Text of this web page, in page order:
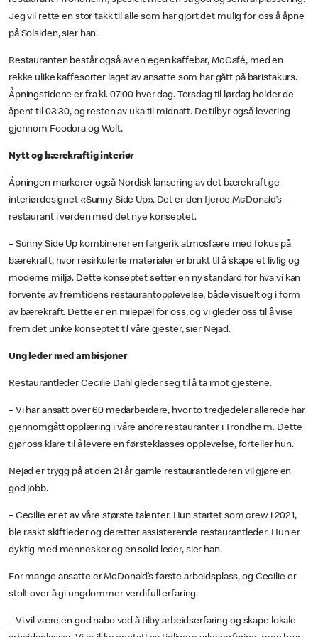
Jeg vil rette en stor takk til alle som har gjort det mulig for oss å åpne
på Solsiden, sier han.
Restauranten består også av en egen kaffebar, McCafé, med en
rekke ulike kaffesorter laget av ansatte som har gått på baristakurs.
Åpningstidene er fra kl. 07:00 hver dag. Torsdag til lørdag holder de
åpent til 03:30, og resten av uka til midnatt. De tilbyr også levering
gjennom Foodora og Wolt.
Nytt og bærekraftig interiør
Åpningen markerer også Nordisk lansering av det bærekraftige
interiørdesignet «Sunny Side Up». Det er den fjerde McDonald’s-
restaurant i verden med det nye konseptet.
– Sunny Side Up kombinerer en fargerik atmosfære med fokus på
bærekraft, hvor resirkulerte materialer er brukt til å skape et livlig og
moderne miljø. Dette konseptet setter en ny standard for hva vi kan
forvente av fremtidens restaurantopplevelse, både visuelt og i form
av bærekraft. Dette er en milepæl for oss, og vi gleder oss til å vise
frem det unike konseptet til våre gjester, sier Nejad.
Ung leder med ambisjoner
Restaurantleder Cecilie Dahl gleder seg til å ta imot gjestene.
– Vi har ansatt over 60 medarbeidere, hvor to tredjedeler allerede har
gjennomgått opplæring i våre andre restauranter i Trondheim. Dette
gjør oss klare til å levere en førsteklasses opplevelse, forteller hun.
Nejad er trygg på at den 21 år gamle restaurantlederen vil gjøre en
god jobb.
– Cecilie er et av våre største talenter. Hun startet som crew i 2021,
ble raskt skiftleder og deretter assisterende restaurantleder. Hun er
dyktig med mennesker og en solid leder, sier han.
For mange ansatte er McDonald’s første arbeidsplass, og Cecilie er
stolt over å gi ungdommer verdifull erfaring.
– Vi vil være en god nabo ved å tilby arbeidserfaring og skape lokale